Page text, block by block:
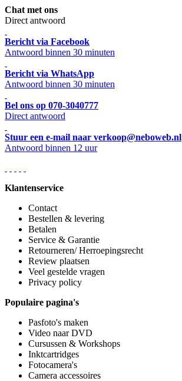
Chat met ons
Direct antwoord
Bericht via Facebook
Antwoord binnen 30 minuten
Bericht via WhatsApp
Antwoord binnen 30 minuten
Bel ons op 070-3040777
Direct antwoord
Stuur een e-mail naar verkoop@neboweb.nl
Antwoord binnen 12 uur
Klantenservice
Contact
Bestellen & levering
Betalen
Service & Garantie
Retourneren/ Herroepingsrecht
Review plaatsen
Veel gestelde vragen
Privacy policy
Populaire pagina's
Pasfoto's maken
Video naar DVD
Cursussen & Workshops
Inktcartridges
Fotocamera's
Camera accessoires